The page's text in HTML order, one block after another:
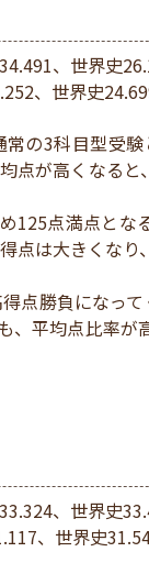
、世界史
、世界史
の3科目型受
点が高くなると
125点満点とな
点は大きくなり
点勝負になっ
、平均点比率が
、世界史
、世界史